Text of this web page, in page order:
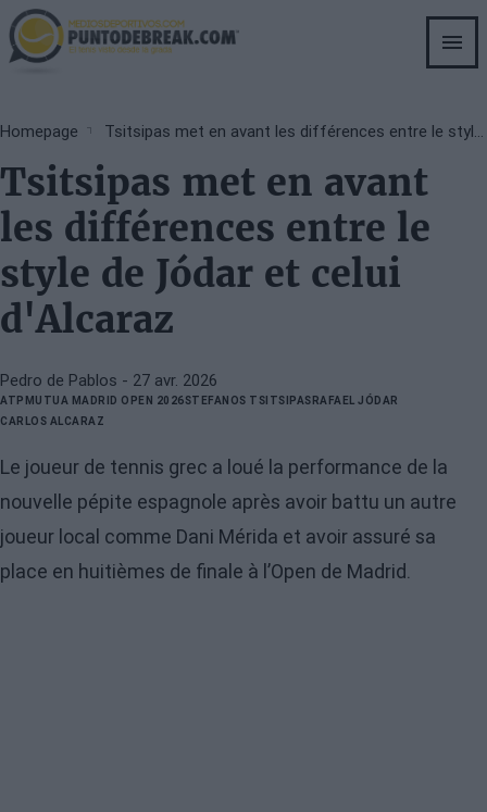
Skip
to
main
Breadcrumb
Homepage
Tsitsipas met en avant
les différences entre le
style de Jódar et celui
d'Alcaraz
Pedro de Pablos - 27 avr. 2026
ATP MUTUA MADRID OPEN 2026STEFANOS TSITSIPAS RAFAEL JÓDAR
CARLOS ALCARAZ
Le joueur de tennis grec a loué la performance de la
nouvelle pépite espagnole après avoir battu un autre
joueur local comme Dani Mérida et avoir assuré sa
place en huitièmes de finale à l’Open de Madrid.